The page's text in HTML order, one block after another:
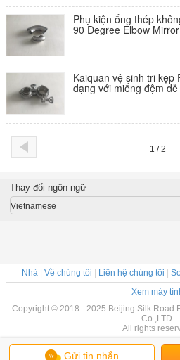
Phụ kiện ống thép
90 Degree Elbow
Kaiquan vệ sinh tri kẹp
dạng với miếng đệm
1 / 2
Gửi tin nhắn
Thay đổi ngôn ngữ
Vietnamese
Nhà| Về chúng tôi Liên hệ chúng tôi
Xem máy
Copyright © 2018 - 2025 Beijing Silk Road
Co.,LTD.
All rights